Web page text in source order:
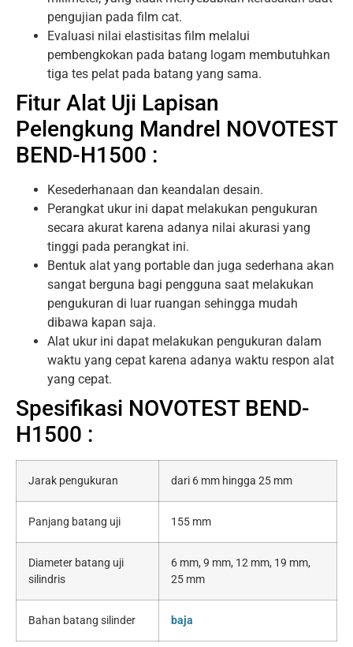
pengujian pada film cat.
Evaluasi nilai elastisitas film melalui
pembengkokan pada batang logam membutuhkan
tiga tes pelat pada batang yang sama.
Fitur Alat Uji Lapisan
Pelengkung Mandrel NOVOTEST
BEND-H1500 :
Kesederhanaan dan keandalan desain.
Perangkat ukur ini dapat melakukan pengukuran
secara akurat karena adanya nilai akurasi yang
tinggi pada perangkat ini.
Bentuk alat yang portable dan juga sederhana akan
sangat berguna bagi pengguna saat melakukan
pengukuran di luar ruangan sehingga mudah
dibawa kapan saja.
Alat ukur ini dapat melakukan pengukuran dalam
waktu yang cepat karena adanya waktu respon alat
yang cepat.
Spesifikasi NOVOTEST BEND-
H1500 :
Jarak pengukuran dari 6 mm hingga 25 mm
Panjang batang uji 155 mm
Diameter batang uji
silindris
6 mm, 9 mm, 12 mm, 19 mm,
25 mm
Bahan batang silinder baja